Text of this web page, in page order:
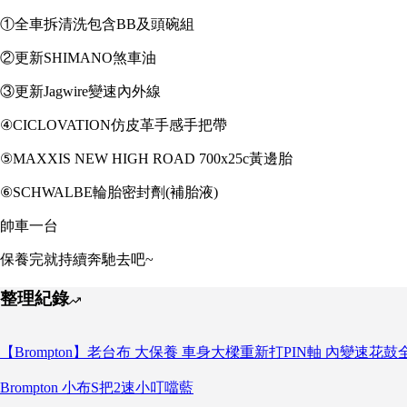
①全車拆清洗包含BB及頭碗組
②更新SHIMANO煞車油
③更新Jagwire變速內外線
④CICLOVATION仿皮革手感手把帶
⑤MAXXIS NEW HIGH ROAD 700x25c黃邊胎
⑥SCHWALBE輪胎密封劑(補胎液)
帥車一台
保養完就持續奔馳去吧~
整理紀錄
【Brompton】老台布 大保養 車身大樑重新打PIN軸 內變速花鼓
Brompton 小布S把2速小叮噹藍